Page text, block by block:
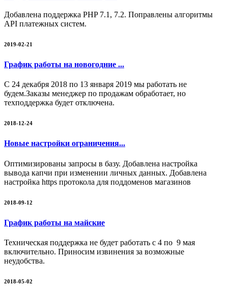
Добавлена поддержка PHP 7.1, 7.2. Поправлены алгоритмы
API платежных систем.
2019-02-21
График работы на новогодние ...
С 24 декабря 2018 по 13 января 2019 мы работать не
будем.Заказы менеджер по продажам обработает, но
техподдержка будет отключена.
2018-12-24
Новые настройки ограничения...
Оптимизированы запросы в базу. Добавлена настройка
вывода капчи при изменении личных данных. Добавлена
настройка https протокола для поддоменов магазинов
2018-09-12
График работы на майские
Техническая поддержка не будет работать с 4 по 9 мая
включительно. Приносим извинения за возможные
неудобства.
2018-05-02